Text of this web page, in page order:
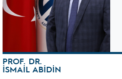
PROF. DR.
İSMAİL ABİDİN